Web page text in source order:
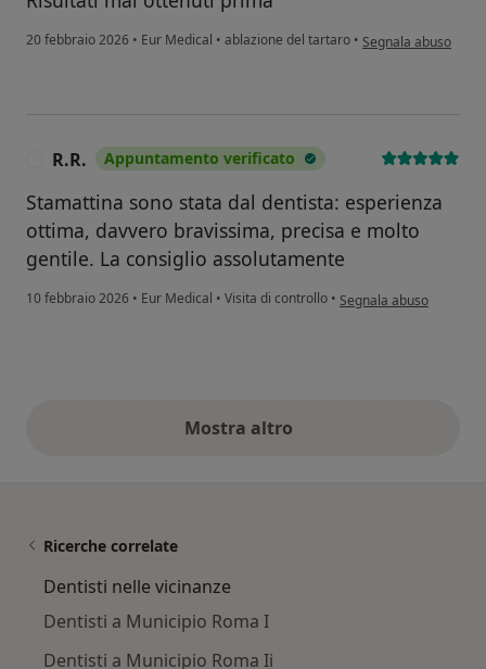
20 febbraio 2026 • Eur Medical • ablazione del tartaro • secondo l'opinione
Segnala abuso
R.R. Appuntamento verificato
Stamattina sono stata dal dentista: esperienza
ottima, davvero bravissima, precisa e molto
gentile. La consiglio assolutamente
10 febbraio 2026 • Eur Medical • Visita di controllo • secondo l'opinione
Segnala abuso
Mostra altroopinioni di cui sopra
Ricerche correlate
Dentisti nelle vicinanze
Dentisti a Municipio Roma I
Dentisti a Municipio Roma Ii